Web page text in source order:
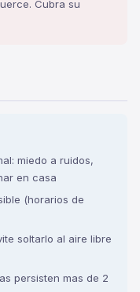
Cubra su
miedo a ruidos,
en casa
(horarios de
soltarlo al aire libre
persisten mas de 2